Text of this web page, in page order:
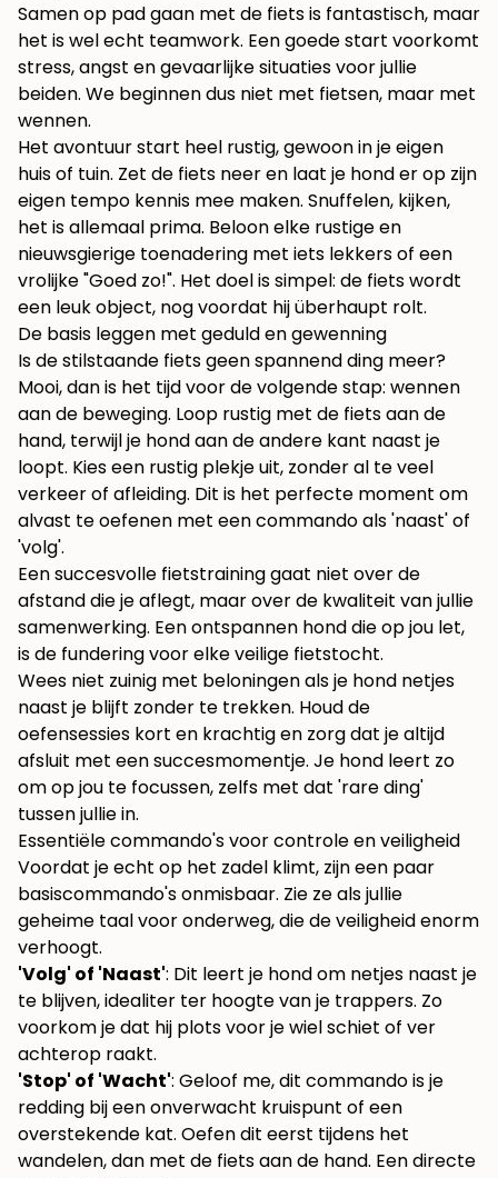
Samen op pad gaan met de fiets is fantastisch, maar
het is wel echt teamwork. Een goede start voorkomt
stress, angst en gevaarlijke situaties voor jullie
beiden. We beginnen dus niet met fietsen, maar met
wennen.
Het avontuur start heel rustig, gewoon in je eigen
huis of tuin. Zet de fiets neer en laat je hond er op zijn
eigen tempo kennis mee maken. Snuffelen, kijken,
het is allemaal prima. Beloon elke rustige en
nieuwsgierige toenadering met iets lekkers of een
vrolijke "Goed zo!". Het doel is simpel: de fiets wordt
een leuk object, nog voordat hij überhaupt rolt.
De basis leggen met geduld en gewenning
Is de stilstaande fiets geen spannend ding meer?
Mooi, dan is het tijd voor de volgende stap: wennen
aan de beweging. Loop rustig met de fiets aan de
hand, terwijl je hond aan de andere kant naast je
loopt. Kies een rustig plekje uit, zonder al te veel
verkeer of afleiding. Dit is het perfecte moment om
alvast te oefenen met een commando als 'naast' of
'volg'.
Een succesvolle fietstraining gaat niet over de
afstand die je aflegt, maar over de kwaliteit van jullie
samenwerking. Een ontspannen hond die op jou let,
is de fundering voor elke veilige fietstocht.
Wees niet zuinig met beloningen als je hond netjes
naast je blijft zonder te trekken. Houd de
oefensessies kort en krachtig en zorg dat je altijd
afsluit met een succesmomentje. Je hond leert zo
om op jou te focussen, zelfs met dat 'rare ding'
tussen jullie in.
Essentiële commando's voor controle en veiligheid
Voordat je echt op het zadel klimt, zijn een paar
basiscommando's onmisbaar. Zie ze als jullie
geheime taal voor onderweg, die de veiligheid enorm
verhoogt.
'Volg' of 'Naast': Dit leert je hond om netjes naast je
te blijven, idealiter ter hoogte van je trappers. Zo
voorkom je dat hij plots voor je wiel schiet of ver
achterop raakt.
'Stop' of 'Wacht': Geloof me, dit commando is je
redding bij een onverwacht kruispunt of een
overstekende kat. Oefen dit eerst tijdens het
wandelen, dan met de fiets aan de hand. Een directe